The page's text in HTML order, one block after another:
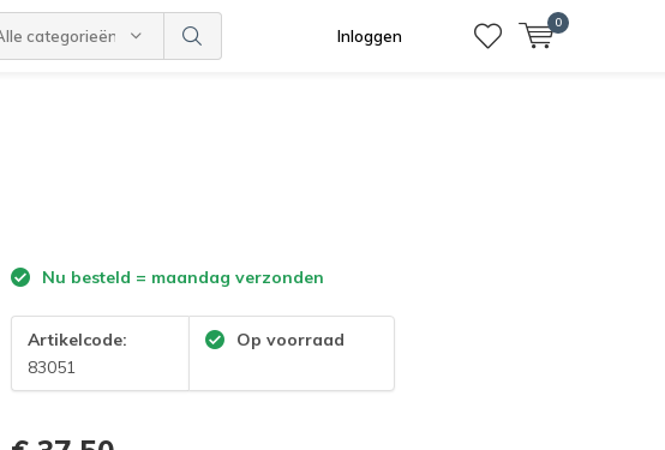
categorieën Inloggen
0
Nu besteld = maandag verzonden
Artikelcode:
83051
Op voorraad